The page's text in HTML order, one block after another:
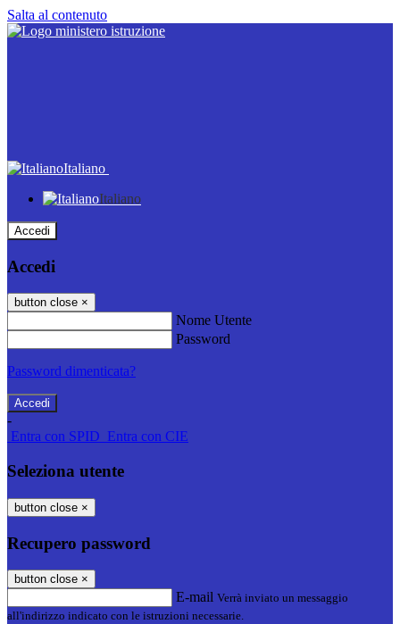
Salta al contenuto
Italiano
Italiano
Accedi
Accedi
button close ×
Nome Utente
Password
Password dimenticata?
-
Entra con SPID Entra con CIE
Seleziona utente
button close ×
Recupero password
button close ×
E-mail Verrà inviato un messaggio
all'indirizzo indicato con le istruzioni necessarie.